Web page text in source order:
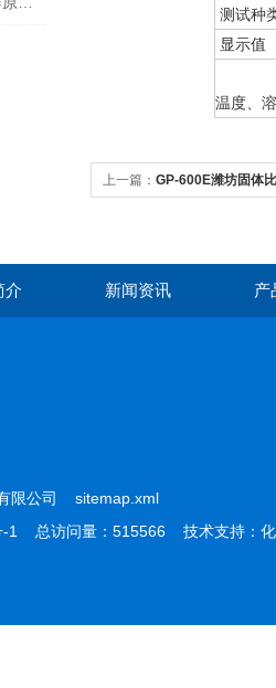
测试种
显示值
温度、
上一篇： GP-600E潍坊固体
介 新闻资讯 产
限公司 sitemap.xml
1 总访问量：515566 技术支持： 化